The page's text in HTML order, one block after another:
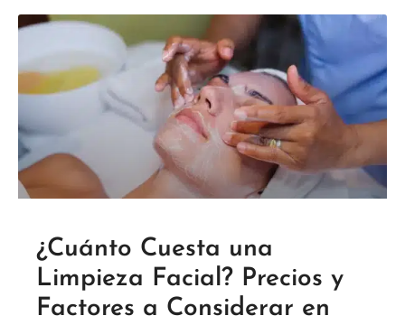
¿Cuánto Cuesta una
Limpieza Facial? Precios y
Factores a Considerar en